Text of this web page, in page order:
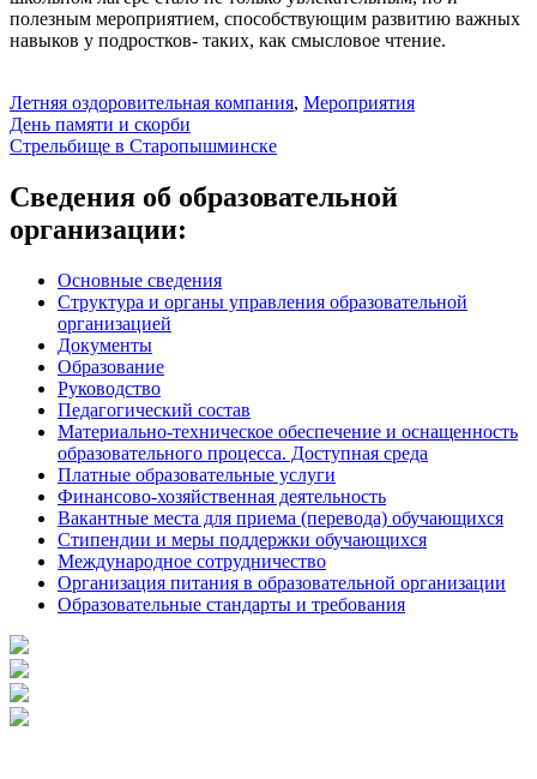
полезным мероприятием, способствующим развитию важных
навыков у подростков- таких, как смысловое чтение.
Летняя оздоровительная компания, Мероприятия
Навигация
по
записям
День памяти и скорби
Стрельбище в Старопышминске
Сведения об образовательной
организации:
Основные сведения
Структура и органы управления образовательной
организацией
Документы
Образование
Руководство
Педагогический состав
Материально-техническое обеспечение и оснащенность
образовательного процесса. Доступная среда
Платные образовательные услуги
Финансово-хозяйственная деятельность
Вакантные места для приема (перевода) обучающихся
Стипендии и меры поддержки обучающихся
Международное сотрудничество
Организация питания в образовательной организации
Образовательные стандарты и требования